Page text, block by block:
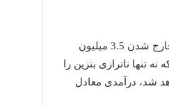
روز گذشته مدیرعامل شرکت ملی پالایش و پخش جلیل سالاری عنوان کرد که با از رده خارج شدن 3.5 میلیون
داد، عددی که نه تنها ناترازی بنزین را
بنزین خواهد شد، درآمدی معادل